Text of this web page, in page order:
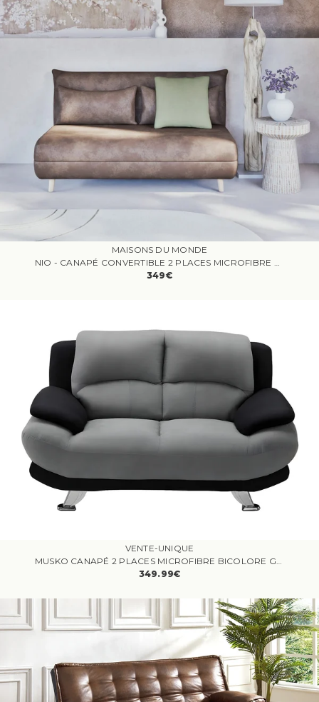
MAISONS DU MONDE
NIO - CANAPÉ CONVERTIBLE 2 PLACES MICROFIBRE MARRON
349€
VENTE-UNIQUE
MUSKO CANAPÉ 2 PLACES MICROFIBRE BICOLORE GRIS ET NOIR
349.99€